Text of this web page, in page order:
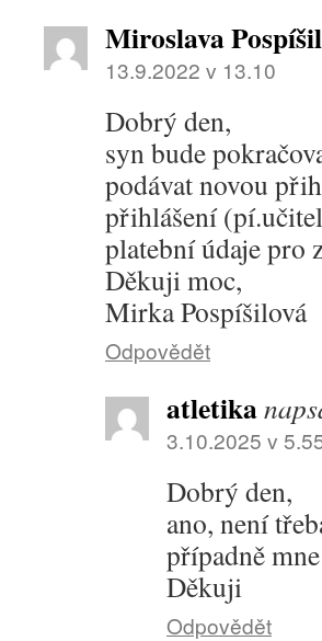
Miroslava
13.9.2022 v 13.10
Dobrý den,
syn bude
podávat novou
přihlášení
platební údaje pro
Děkuji moc,
Mirka Pospíšilová
Odpovědět
atletika
3.10.2025 v
Dobrý den,
ano, není
případně
Děkuji
Odpovědět